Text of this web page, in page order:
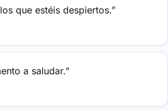
que estéis despiertos.”
a saludar.”